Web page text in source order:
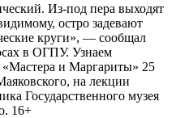
Из-под пера выходят
остро задевают
круги», — сообщал
в ОГПУ. Узнаем
«Мастера и Маргариты» 25
на лекции
Государственного музея
16+